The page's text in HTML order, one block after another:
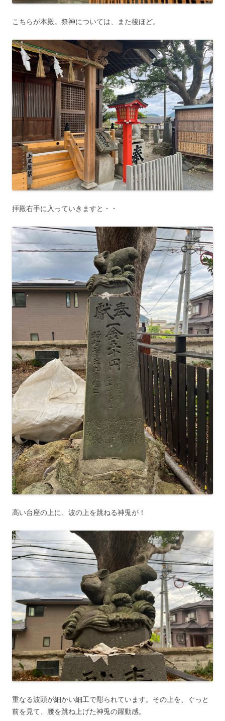
こちらが本殿。祭神については、また後ほど。
拝殿右手に入っていきますと・・
高い台座の上に、波の上を跳ねる神兎が！
重なる波頭が細かい細工で彫られています。その上を、ぐっと
前を見て、腰を跳ね上げた神兎の躍動感。